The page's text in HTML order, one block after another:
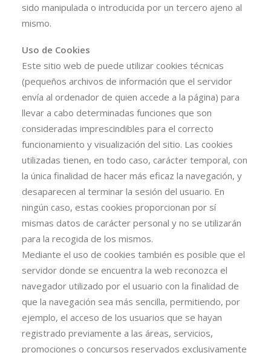
sido manipulada o introducida por un tercero ajeno al
mismo.
Uso de Cookies
Este sitio web de puede utilizar cookies técnicas
(pequeños archivos de información que el servidor
envía al ordenador de quien accede a la página) para
llevar a cabo determinadas funciones que son
consideradas imprescindibles para el correcto
funcionamiento y visualización del sitio. Las cookies
utilizadas tienen, en todo caso, carácter temporal, con
la única finalidad de hacer más eficaz la navegación, y
desaparecen al terminar la sesión del usuario. En
ningún caso, estas cookies proporcionan por sí
mismas datos de carácter personal y no se utilizarán
para la recogida de los mismos.
Mediante el uso de cookies también es posible que el
servidor donde se encuentra la web reconozca el
navegador utilizado por el usuario con la finalidad de
que la navegación sea más sencilla, permitiendo, por
ejemplo, el acceso de los usuarios que se hayan
registrado previamente a las áreas, servicios,
promociones o concursos reservados exclusivamente